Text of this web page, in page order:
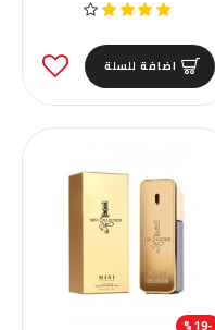
اضافة للسلة
-19 %